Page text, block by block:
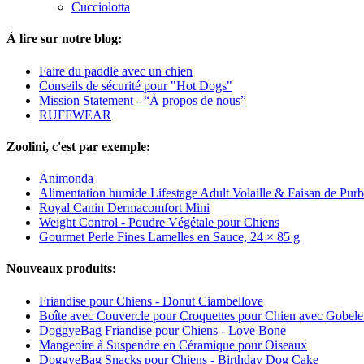
Cucciolotta
À lire sur notre blog:
Faire du paddle avec un chien
Conseils de sécurité pour "Hot Dogs"
Mission Statement - “À propos de nous”
RUFFWEAR
Zoolini, c'est par exemple:
Animonda
Alimentation humide Lifestage Adult Volaille & Faisan de
Royal Canin Dermacomfort Mini
Weight Control - Poudre Végétale pour Chiens
Gourmet Perle Fines Lamelles en Sauce, 24 × 85 g
Nouveaux produits:
Friandise pour Chiens - Donut Ciambellove
Boîte avec Couvercle pour Croquettes pour Chien avec
DoggyeBag Friandise pour Chiens - Love Bone
Mangeoire à Suspendre en Céramique pour Oiseaux
DoggyeBag Snacks pour Chiens - Birthday Dog Cake